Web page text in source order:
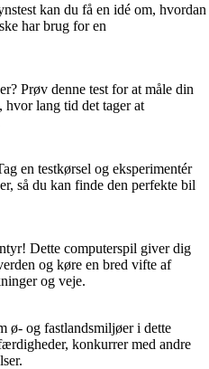
kan du få en idé om, hvordan
har brug for en
Prøv denne test for at måle din
lang tid det tager at
en testkørsel og eksperimentér
så du kan finde den perfekte bil
Dette computerspil giver dig
og køre en bred vifte af
og veje.
ø- og fastlandsmiljøer i dette
konkurrer med andre